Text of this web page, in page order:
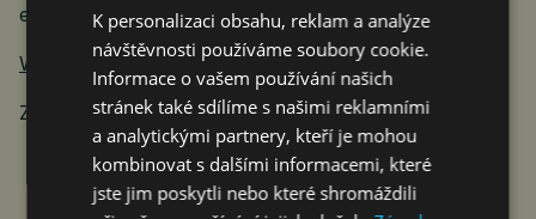
elektřiny 160 TWh.
Webové stránky MET Česká republika
Zdroj: MET Česká republika
K personalizaci obsahu, reklam a analýze
návštěvnosti používáme soubory cookie.
Informace o vašem používání našich
stránek také sdílíme s našimi reklamními
a analytickými partnery, kteří je mohou
kombinovat s dalšími informacemi, které
jste jim poskytli nebo které shromáždili